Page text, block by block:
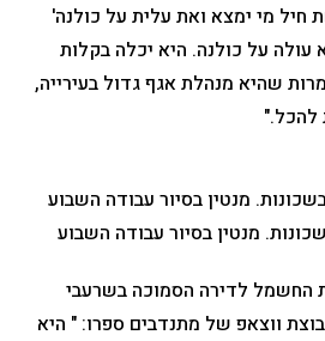
מי ימצא ואת עלית על כולנה'
עולה על כולנה. היא יכלה בקלות
שהיא מנהלת אגף גדול בעירייה,
להכל."
מנטין בסיור עבודה השבוע
החשמל לדירה הסמוכה בשרעבי
ווצאפ של מתנדבים ספרו: " היא